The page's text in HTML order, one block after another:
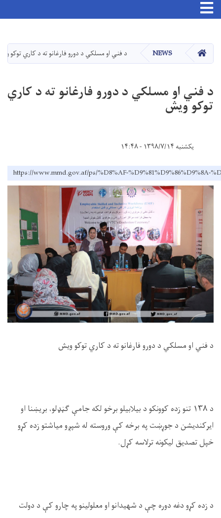
دانګل
Toggle navigation
کور NEWS د فني او مسلکي د دورو فارغانو ته د کاري توکو
د فني او مسلکي د دورو فارغانو ته د کاري
توکو ویش
یکشنبه ۱۳۹۸/۷/۱۴ - ۱۴:۴۸
https://www.mmd.gov.af/ps/%D8%AF-%D9%81%D9%86%D9%8A-
د فني او مسلکي د دورو فارغانو ته د کاري توکو ویش
د ۱۳۸ تنو زده کوونکو د بیلابیلو برخو لکه جامې ګڼډلو، بریښنا او
ایرکندیشن د جوړښت په برخه کې وروسته له شپږو میاشتو زده کړو
خپل تصدیق لیکونه ترلاسه کړل.
د زده کړو دغه دوره چې د شهیدانو او معلولینو په چارو کې د دولت